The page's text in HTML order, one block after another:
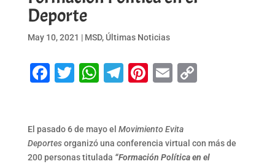
Deporte
May 10, 2021 | MSD, Últimas Noticias
Facebook
Twitter
WhatsApp
Telegram
Pinterest
EmailCopy
El pasado 6 de mayo el Movimiento Evita
Deportesorganizó una conferencia virtual con más de
200 personas titulada “Formación Política en el